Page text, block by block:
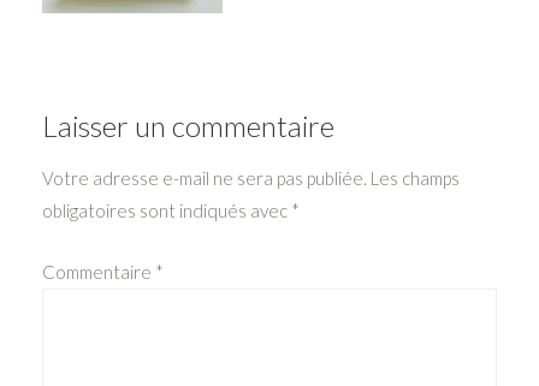
Laisser un commentaire
Votre adresse e-mail ne sera pas publiée. Les champs
obligatoires sont indiqués avec *
Commentaire *